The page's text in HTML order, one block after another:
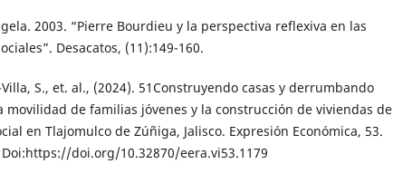
2003. “Pierre Bourdieu y la perspectiva reflexiva en las
Desacatos, (11):149-160.
S., et. al., (2024). 51Construyendo casas y derrumbando
movilidad de familias jóvenes y la construcción de viviendas de
en Tlajomulco de Zúñiga, Jalisco. Expresión Económica, 53.
Doi:https://doi.org/10.32870/eera.vi53.1179